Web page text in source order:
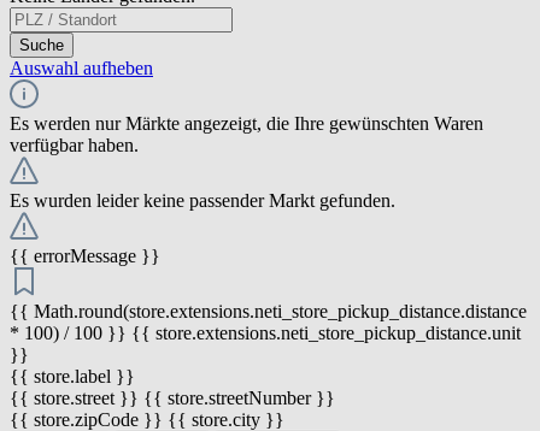
Suche
Auswahl aufheben
Es werden nur Märkte angezeigt, die Ihre gewünschten Waren
verfügbar haben.
Es wurden leider keine passender Markt gefunden.
{{ errorMessage }}
{{ Math.round(store.extensions.neti_store_pickup_distance.distance
* 100) / 100 }} {{ store.extensions.neti_store_pickup_distance.unit
}}
{{ store.label }}
{{ store.street }} {{ store.streetNumber }}
{{ store.zipCode }} {{ store.city }}